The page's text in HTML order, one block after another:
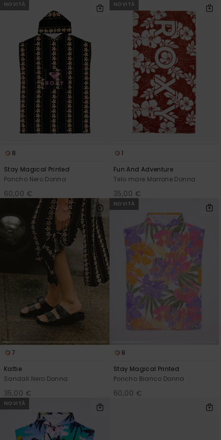
NOVITÀ
8
Stay Magical Printed
Poncho Nero Donna
60,00 €
NOVITÀ
1
Fun And Adventure
Telo mare Marrone Donna
35,00 €
7
Kattie
Sandali Nero Donna
35,00 €
NOVITÀ
8
Stay Magical Printed
Poncho Bianco Donna
60,00 €
NOVITÀ